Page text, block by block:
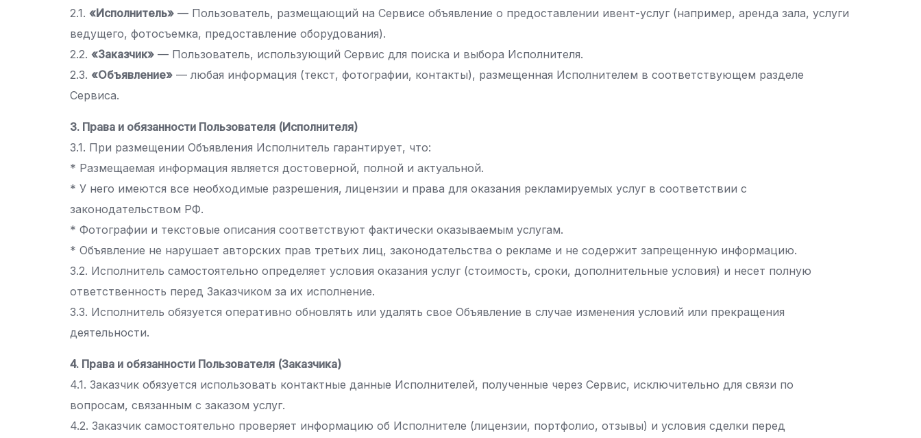
2.1. «Исполнитель» — Пользователь, размещающий на Сервисе объявление о предоставлении ивент-услуг (например, аренда зала, услуги
ведущего, фотосъемка, предоставление оборудования).
2.2. «Заказчик» — Пользователь, использующий Сервис для поиска и выбора Исполнителя.
2.3. «Объявление» — любая информация (текст, фотографии, контакты), размещенная Исполнителем в соответствующем разделе
Сервиса.
3. Права и обязанности Пользователя (Исполнителя)
3.1. При размещении Объявления Исполнитель гарантирует, что:
* Размещаемая информация является достоверной, полной и актуальной.
* У него имеются все необходимые разрешения, лицензии и права для оказания рекламируемых услуг в соответствии с
законодательством РФ.
* Фотографии и текстовые описания соответствуют фактически оказываемым услугам.
* Объявление не нарушает авторских прав третьих лиц, законодательства о рекламе и не содержит запрещенную информацию.
3.2. Исполнитель самостоятельно определяет условия оказания услуг (стоимость, сроки, дополнительные условия) и несет полную
ответственность перед Заказчиком за их исполнение.
3.3. Исполнитель обязуется оперативно обновлять или удалять свое Объявление в случае изменения условий или прекращения
деятельности.
4. Права и обязанности Пользователя (Заказчика)
4.1. Заказчик обязуется использовать контактные данные Исполнителей, полученные через Сервис, исключительно для связи по
вопросам, связанным с заказом услуг.
4.2. Заказчик самостоятельно проверяет информацию об Исполнителе (лицензии, портфолио, отзывы) и условия сделки перед